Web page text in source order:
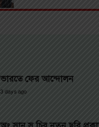
ভারতে ফের আন্দোলন
3 days ago